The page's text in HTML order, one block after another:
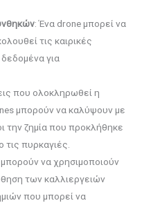
: Ένα drone μπορεί να
τις καιρικές
για
που ολοκληρωθεί η
μπορούν να καλύψουν με
την ζημία που προκλήθηκε
τις πυρκαγιές.
να χρησιμοποιούν
των καλλιεργειών
που μπορεί να